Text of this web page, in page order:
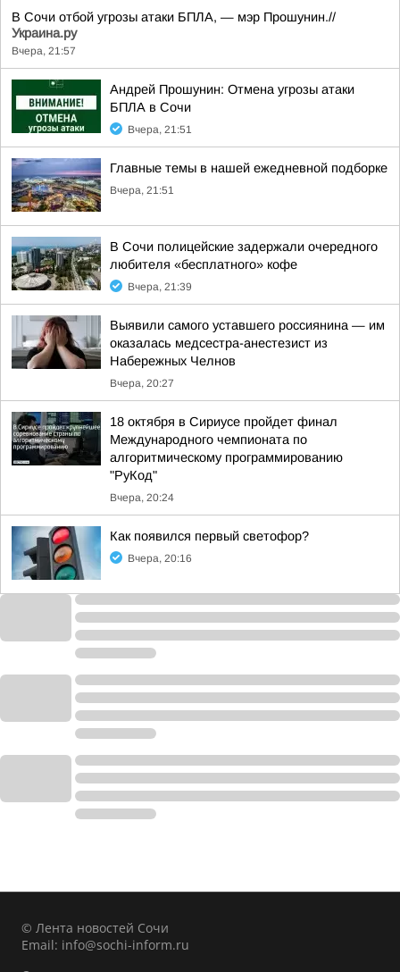
В Сочи отбой угрозы атаки БПЛА, — мэр Прошунин.//
Украина.ру
Вчера, 21:57
Андрей Прошунин: Отмена угрозы атаки
БПЛА в Сочи
Вчера, 21:51
Главные темы в нашей ежедневной подборке
Вчера, 21:51
В Сочи полицейские задержали очередного
любителя «бесплатного» кофе
Вчера, 21:39
Выявили самого уставшего россиянина — им
оказалась медсестра-анестезист из
Набережных Челнов
Вчера, 20:27
18 октября в Сириусе пройдет финал
Международного чемпионата по
алгоритмическому программированию
"РуКод"
Вчера, 20:24
Как появился первый светофор?
Вчера, 20:16
© Лента новостей Сочи
Email: info@sochi-inform.ru